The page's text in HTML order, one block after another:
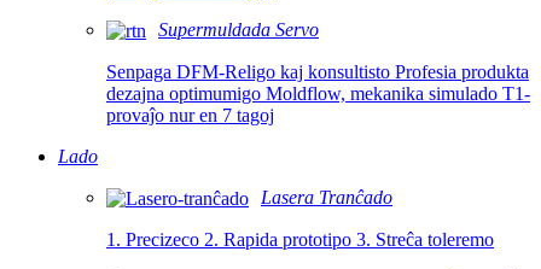
Supermuldada Servo
Senpaga DFM-Religo kaj konsultisto Profesia produkta
dezajna optimumigo Moldflow, mekanika simulado T1-
provaĵo nur en 7 tagoj
Lado
Lasera Tranĉado
1. Precizeco 2. Rapida prototipo 3. Streĉa toleremo